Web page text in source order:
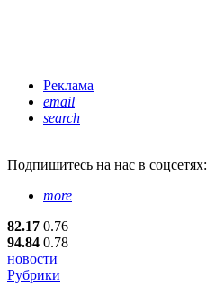
Реклама
email
search
Подпишитесь на нас в соцсетях:
more
82.17 0.76
94.84 0.78
новости
Рубрики